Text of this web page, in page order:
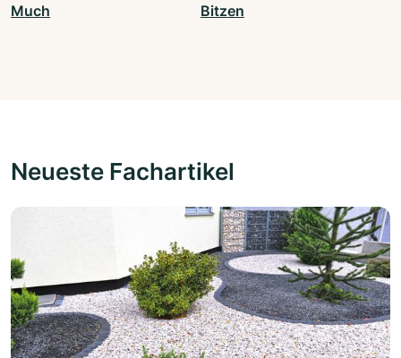
Much Bitzen
Neueste Fachartikel